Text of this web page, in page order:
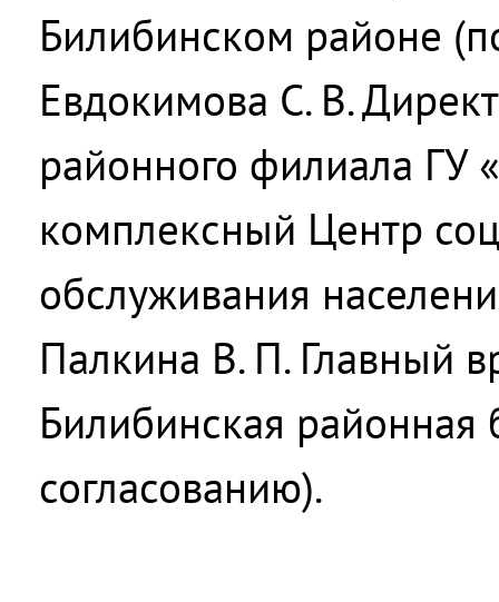
Билибинском районе
Евдокимова С. В.
районного филиала ГУ
комплексный Центр
обслуживания
Палкина В. П. Главный
Билибинская районная
согласованию).